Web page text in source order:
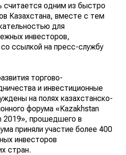
одним из быстро
Казахстана, вместе с тем
для
инвесторов,
со ссылкой на пресс-службу
торгово-
и инвестиционные
на полях казахстанско-
форума «Kazakhstan
2019», прошедшего в
приняли участие более
инвесторов
стран.